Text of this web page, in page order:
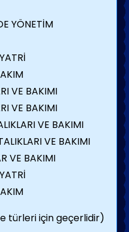
YÖNETİM
VE BAKIMI
VE BAKIMI
VE BAKIMI
VE BAKIMI
VE BAKIMI
türleri için geçerlidir)